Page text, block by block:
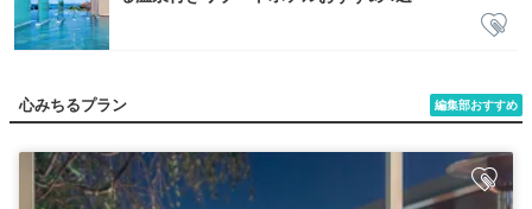
編集部おすすめ
心みちるプラン